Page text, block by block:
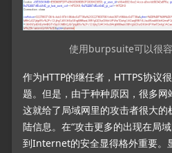
使用burpsuite可以很
作为HTTP的继任者，HTTPS协议
题。但是，由于种种原因，很多网
这就给了局域网里的攻击者很大
陆信息。在“攻击更多的出现在局
到Internet的安全显得格外重要。